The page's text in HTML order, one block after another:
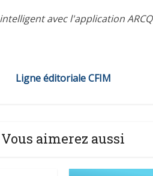
avec l'application ARCQ
Ligne éditoriale CFIM
Vous aimerez aussi